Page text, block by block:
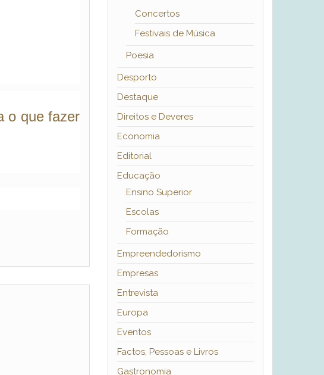
o que fazer
Concertos
Festivais de Música
Poesia
Desporto
Destaque
Direitos e Deveres
Economia
Editorial
Educação
Ensino Superior
Escolas
Formação
Empreendedorismo
Empresas
Entrevista
Europa
Eventos
Factos, Pessoas e Livros
Gastronomia